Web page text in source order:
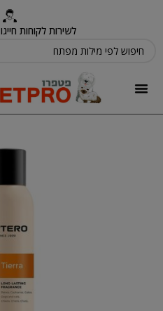
לשירות לקוחות חייגו